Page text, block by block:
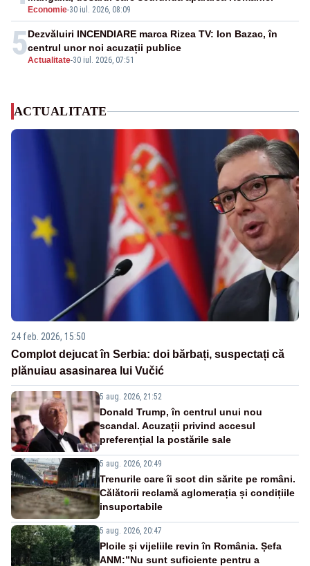
Economie-30 iul. 2026, 08:09
5Actualitate-30 iul. 2026, 07:51
Dezvăluiri INCENDIARE marca Rizea TV: Ion Bazac, în
centrul unor noi acuzații publice
ACTUALITATE
24 feb. 2026, 15:50
Complot dejucat în Serbia: doi bărbați, suspectați că
plănuiau asasinarea lui Vučić
5 aug. 2026, 21:52
Donald Trump, în centrul unui nou
scandal. Acuzații privind accesul
preferențial la postările sale
5 aug. 2026, 20:49
Trenurile care îi scot din sărite pe români.
Călătorii reclamă aglomerația și condițiile
insuportabile
5 aug. 2026, 20:47
Ploile și vijeliile revin în România. Șefa
ANM:”Nu sunt suficiente pentru a